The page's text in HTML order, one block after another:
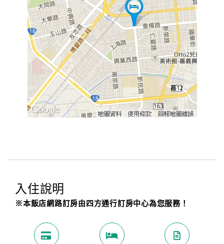
入住說明
※本飯店網路訂房由四方通行訂房中心為您服務！